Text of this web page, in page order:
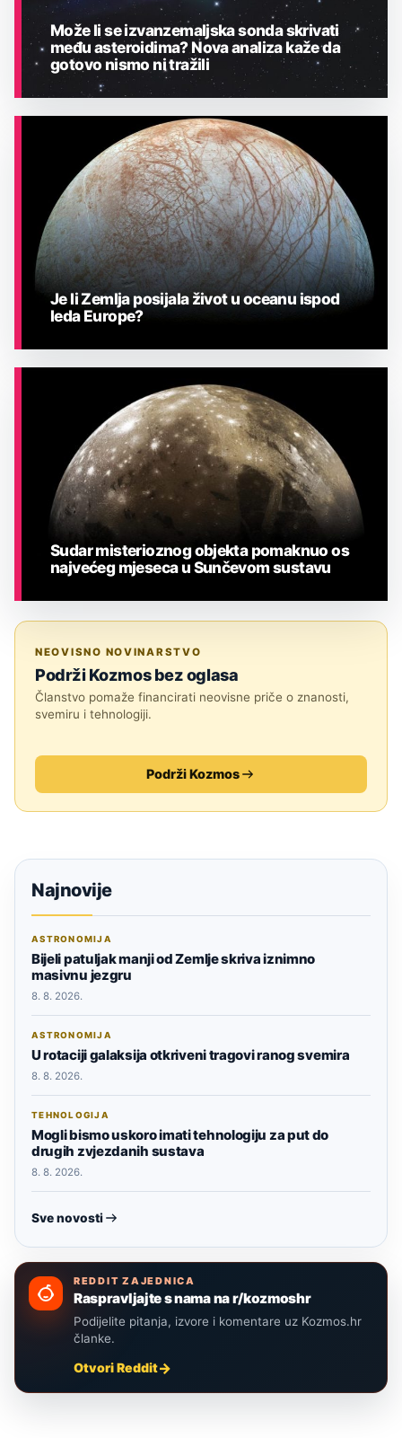
ASTRONOMIJA
Može li se izvanzemaljska sonda skrivati
među asteroidima? Nova analiza kaže da
gotovo nismo ni tražili
Je li Zemlja posijala život u oceanu ispod
leda Europe?
Sudar misterioznog objekta pomaknuo os
najvećeg mjeseca u Sunčevom sustavu
NEOVISNO NOVINARSTVO
Podrži Kozmos bez oglasa
Članstvo pomaže financirati neovisne priče o znanosti,
svemiru i tehnologiji.
Podrži Kozmos
Najnovije
ASTRONOMIJA
Bijeli patuljak manji od Zemlje skriva iznimno
masivnu jezgru
8. 8. 2026.
ASTRONOMIJA
U rotaciji galaksija otkriveni tragovi ranog svemira
8. 8. 2026.
TEHNOLOGIJA
Mogli bismo uskoro imati tehnologiju za put do
drugih zvjezdanih sustava
8. 8. 2026.
Sve novosti
REDDIT ZAJEDNICA
Raspravljajte s nama na r/kozmoshr
Podijelite pitanja, izvore i komentare uz Kozmos.hr
članke.
Otvori Reddit